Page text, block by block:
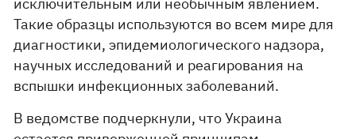
Такие образцы используются во всем мире для
диагностики, эпидемиологического надзора,
научных исследований и реагирования на
вспышки инфекционных заболеваний.
В ведомстве подчеркнули, что Украина